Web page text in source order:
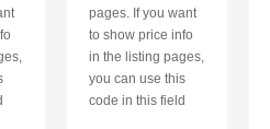
pages. If you want
to show price info
in the listing pages,
you can use this
code in this field